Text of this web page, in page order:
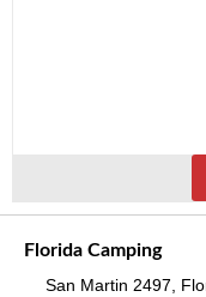
Florida Camping
San Martin 2497,